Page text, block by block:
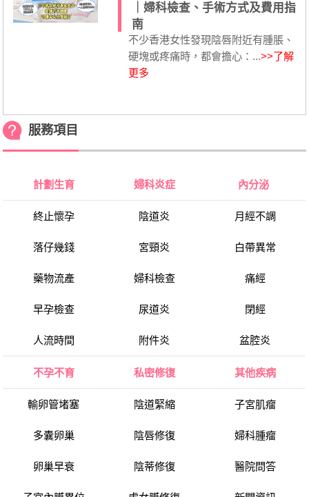
｜婦科檢查、手術方式及費用指
南
不少香港女性發現陰唇附近有腫脹、
硬塊或疼痛時，都會擔心：...>>了解
更多
服務項目
計劃生育
終止懷孕
落仔幾錢
藥物流產
早孕檢查
人流時間
婦科炎症
陰道炎
宮頸炎
婦科檢查
尿道炎
附件炎
內分泌
月經不調
白帶異常
痛經
閉經
盆腔炎
不孕不育
輸卵管堵塞
多囊卵巢
卵巢早衰
私密修復
陰道緊縮
陰唇修復
陰蒂修復
其他疾病
子宮肌瘤
婦科腫瘤
醫院問答